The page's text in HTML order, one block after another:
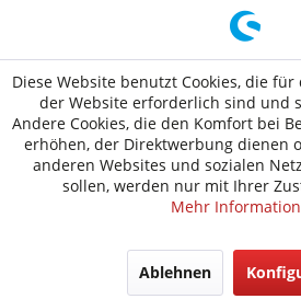
Diese Website benutzt Cookies, die
der Website erforderlich sind und
Andere Cookies, die den Komfort bei
erhöhen, der Direktwerbung dienen
anderen Websites und sozialen
sollen, werden nur mit Ihrer
Mehr
Ablehnen